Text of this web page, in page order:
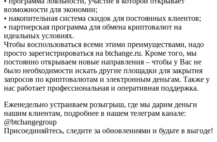
возможности для экономии;
• накопительная система скидок для постоянных клиентов;
• партнерская программа для обмена криптовалют на
идеальных условиях.
Чтобы воспользоваться всеми этими преимуществами, надо
просто зарегистрироваться на btchange.ru. Кроме того, мы
постоянно открываем новые направления – чтобы у Вас не
было необходимости искать другие площадки для закрытия
запросов по криптовалютам и электронным деньгам. Также у
нас работает профессиональная и оперативная поддержка.
Еженедельно устраиваем розыгрыш, где мы дарим деньги
нашим клиентам, подробнее в нашем телеграм канале:
@btchangegroup
Присоединяйтесь, следите за обновлениями и будьте в выгоде!